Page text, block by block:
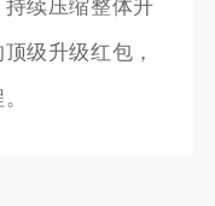
续压缩整体升
级升级红包，